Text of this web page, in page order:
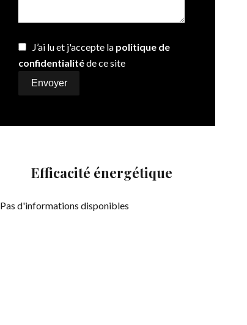
J’ai lu et j'accepte la politique de
confidentialitéde ce site
Envoyer
Efficacité énergétique
Pas d'informations disponibles